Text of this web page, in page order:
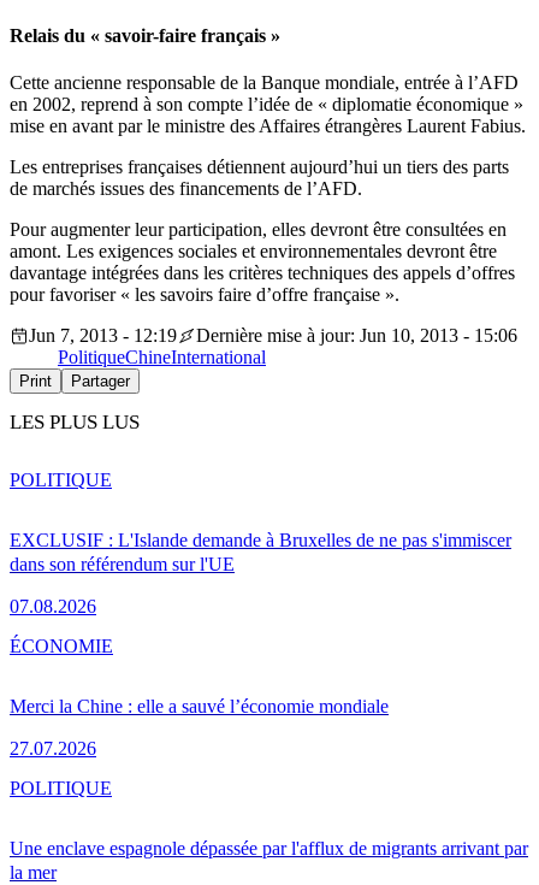
Relais du « savoir-faire français »
Cette ancienne responsable de la Banque mondiale, entrée à l’AFD
en 2002, reprend à son compte l’idée de « diplomatie économique »
mise en avant par le ministre des Affaires étrangères Laurent Fabius.
Les entreprises françaises détiennent aujourd’hui un tiers des parts
de marchés issues des financements de l’AFD.
Pour augmenter leur participation, elles devront être consultées en
amont. Les exigences sociales et environnementales devront être
davantage intégrées dans les critères techniques des appels d’offres
pour favoriser « les savoirs faire d’offre française ».
Jun 7, 2013 - 12:19
Dernière mise à jour: Jun 10, 2013 - 15:06
PolitiqueChineInternational
Print Partager
LES PLUS LUS
EXCLUSIF : L'Islande demande à Bruxelles de ne pas s'immiscer
dans son référendum sur l'UE
07.08.2026
POLITIQUE
Merci la Chine : elle a sauvé l’économie mondiale
27.07.2026
ÉCONOMIE
Une enclave espagnole dépassée par l'afflux de migrants arrivant par
la mer
POLITIQUE